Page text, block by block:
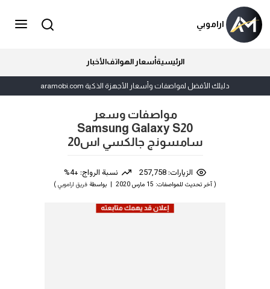
اراموبي
الرئيسيةأسعار الهواتفالأخبار
دليلك الأفضل لمواصفات وأسعار الأجهزة الذكية aramobi.com
مواصفات وسعر
Samsung Galaxy S20
سامسونج جالكسي اس20
الزيارات: 257,758 نسبة الرواج: +4%
( آخر تحديث للمواصفات: 15 مارس 2020 | بواسطة فريق اراموبي)